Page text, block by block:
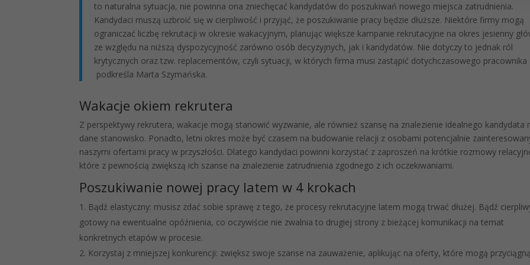
to naturalna sytuacja, nie powinna ona zniechęcać kandydatów do poszukiwań nowego miejsca zatrudnienia.
Kandydaci muszą uzbroić się w cierpliwość i przyjąć, że poszukiwanie pracy będzie dłuższe. Niektóre firmy mogą
ograniczać liczbę rekrutacji w okresie wakacyjnym, planując większe kampanie rekrutacyjne na okres jesienny
ze względu na niższą dyspozycyjność zarówno osób decyzyjnych, jak i kandydatów. Nie dotyczy to jednak ról
krytycznych oraz tzw. replacementów, czyli sytuacji, w których firma musi zastąpić dotychczasowego pracownika
podkreśla Marta Szymańska.
Wakacje okiem rekrutera
Z perspektywy rekrutera, wakacje mogą stanowić wyzwanie, ale również szansę na znalezienie idealnego kandydata
dane stanowisko. Ponadto, letni okres może być czasem na budowanie relacji z osobami potencjalnie
naszymi ofertami pracy w przyszłości. Dlatego kandydaci powinni korzystać z zaproszeń na krótkie rozmowy
które z pewnością zwiększą ich szanse na znalezienie zatrudnienia zgodnego z ich oczekiwaniami.
Poszukiwanie nowej pracy latem w 4 krokach
Bądź elastyczny: musisz zdać sobie sprawę z tego, że procesy rekrutacyjne latem mogą trwać dłużej. Bądź
gotowy na ewentualne opóźnienia, co oczywiście nie zwalnia to drugiej strony z bieżącej komunikacji na temat
konkretnych etapów w procesie.
Korzystaj z mniejszej konkurencji: zwiększ swoje szanse na zauważenie, aplikując na oferty, które mogą